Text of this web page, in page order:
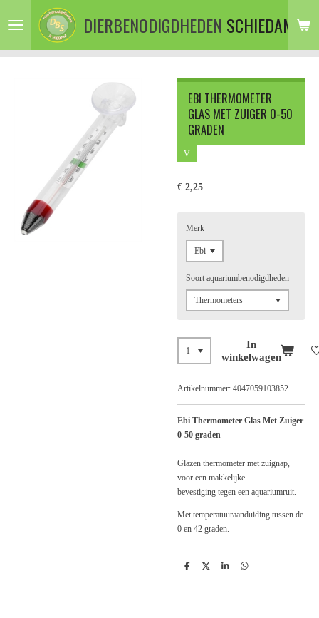
direct
de
DIERBENODIGDHEDEN SCHIEDAM
EBI THERMOMETER
GLAS MET ZUIGER 0-50
GRADEN
V
€ 2,25
Merk
Soort aquariumbenodigdheden
In
winkelwagen
Artikelnummer: 4047059103852
Ebi Thermometer Glas Met Zuiger
0-50 graden
Glazen thermometer met zuignap,
voor een makkelijke
bevestiging tegen een aquariumruit.
Met temperatuuraanduiding tussen de
0 en 42 graden.
D
D
S
D